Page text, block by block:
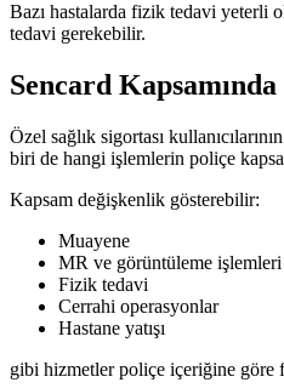
Bazı hastalarda fizik tedavi yeterli
tedavi gerekebilir.
Sencard
Özel sağlık sigortası
biri de hangi işlemlerin poliçe
Kapsam değişkenlik gösterebilir:
Muayene
MR ve görüntüleme işlemleri
Fizik tedavi
Cerrahi operasyonlar
Hastane yatışı
gibi hizmetler poliçe içeriğine göre